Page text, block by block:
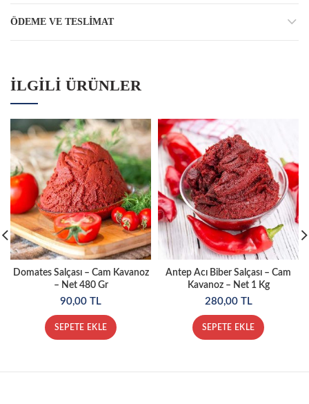
ÖDEME VE TESLIMAT
İLGILI ÜRÜNLER
Domates Salçası – Cam Kavanoz
– Net 480 Gr
90,00 TL
SEPETE EKLE
Antep Acı Biber Salçası – Cam
Kavanoz – Net 1 Kg
280,00 TL
SEPETE EKLE